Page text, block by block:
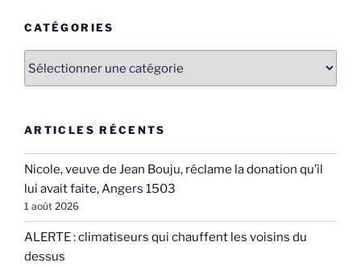
CATÉGORIES
ARTICLES RÉCENTS
Nicole, veuve de Jean Bouju, réclame la donation qu’il
lui avait faite, Angers 1503
1 août 2026
ALERTE : climatiseurs qui chauffent les voisins du
dessus